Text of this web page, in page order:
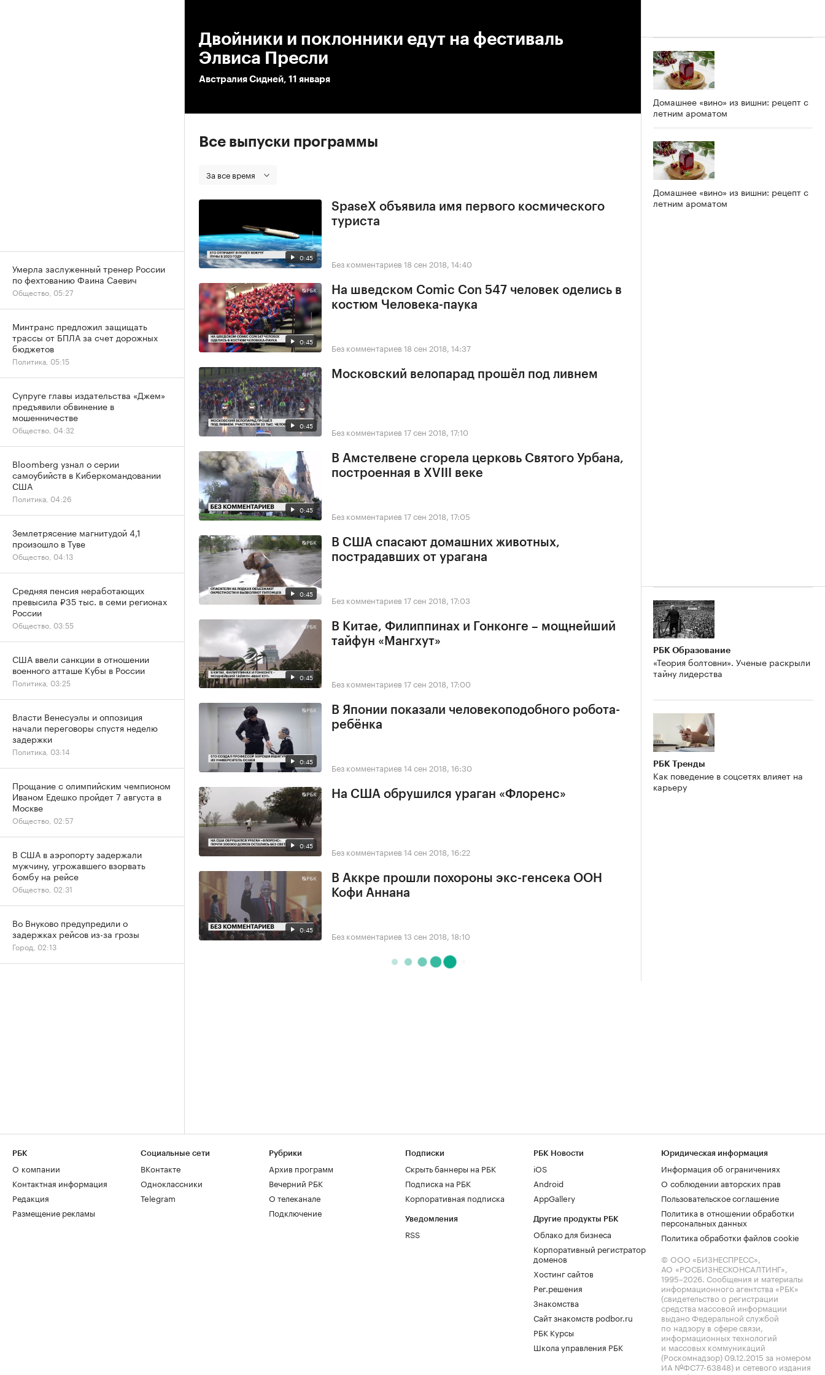
Двойники и поклонники едут на фестиваль
Элвиса Пресли
Австралия Сидней, 11 января
Все выпуски программы
За все время
0:45
SpaseX объявила имя первого космического
туриста
Без комментариев 18 сен 2018, 14:40
0:45
На шведском Comic Con 547 человек оделись в
костюм Человека-паука
Без комментариев 18 сен 2018, 14:37
0:45
Московский велопарад прошёл под ливнем
Без комментариев 17 сен 2018, 17:10
0:45
В Амстелвене сгорела церковь Святого Урбана,
построенная в XVIII веке
Без комментариев 17 сен 2018, 17:05
0:45
В США спасают домашних животных,
пострадавших от урагана
Без комментариев 17 сен 2018, 17:03
0:45
В Китае, Филиппинах и Гонконге – мощнейший
тайфун «Мангхут»
Без комментариев 17 сен 2018, 17:00
0:45
В Японии показали человекоподобного робота-
ребёнка
Без комментариев 14 сен 2018, 16:30
0:45
На США обрушился ураган «Флоренс»
Без комментариев 14 сен 2018, 16:22
0:45
В Аккре прошли похороны экс-генсека ООН
Кофи Аннана
Без комментариев 13 сен 2018, 18:10
Домашнее «вино» из вишни: рецепт с
летним ароматом
Домашнее «вино» из вишни: рецепт с
летним ароматом
РБК Образование
«Теория болтовни». Ученые раскрыли
тайну лидерства
РБК Тренды
Как поведение в соцсетях влияет на
карьеру
Умерла заслуженный тренер России
по фехтованию Фаина Саевич
Общество, 05:27
Минтранс предложил защищать
трассы от БПЛА за счет дорожных
бюджетов
Политика, 05:15
Супруге главы издательства «Джем»
предъявили обвинение в
мошенничестве
Общество, 04:32
Bloomberg узнал о серии
самоубийств в Киберкомандовании
США
Политика, 04:26
Землетрясение магнитудой 4,1
произошло в Туве
Общество, 04:13
Средняя пенсия неработающих
превысила ₽35 тыс. в семи регионах
России
Общество, 03:55
США ввели санкции в отношении
военного атташе Кубы в России
Политика, 03:25
Власти Венесуэлы и оппозиция
начали переговоры спустя неделю
задержки
Политика, 03:14
Прощание с олимпийским чемпионом
Иваном Едешко пройдет 7 августа в
Москве
Общество, 02:57
В США в аэропорту задержали
мужчину, угрожавшего взорвать
бомбу на рейсе
Общество, 02:31
Во Внуково предупредили о
задержках рейсов из-за грозы
Город, 02:13
РБК
О компании
Контактная информация
Редакция
Размещение рекламы
Социальные сети
ВКонтакте
Одноклассники
Telegram
Рубрики
Архив программ
Вечерний РБК
О телеканале
Подключение
Подписки
Скрыть баннеры на РБК
Подписка на РБК
Корпоративная подписка
Уведомления
RSS
РБК Новости
iOS
Android
AppGallery
Другие продукты РБК
Облако для бизнеса
Корпоративный регистратор
доменов
Хостинг сайтов
Рег.решения
Знакомства
Сайт знакомств podbor.ru
РБК Курсы
Школа управления РБК
Юридическая информация
Информация об ограничениях
О соблюдении авторских прав
Пользовательское соглашение
Политика в отношении обработки
персональных данных
Политика обработки файлов cookie
© ООО «БИЗНЕСПРЕСС»,
АО «РОСБИЗНЕСКОНСАЛТИНГ»,
1995–2026. Сообщения и материалы
информационного агентства «РБК»
(свидетельство о регистрации
средства массовой информации
выдано Федеральной службой
по надзору в сфере связи,
информационных технологий
и массовых коммуникаций
(Роскомнадзор) 09.12.2015 за номером
ИА №ФС77-63848) и сетевого издания